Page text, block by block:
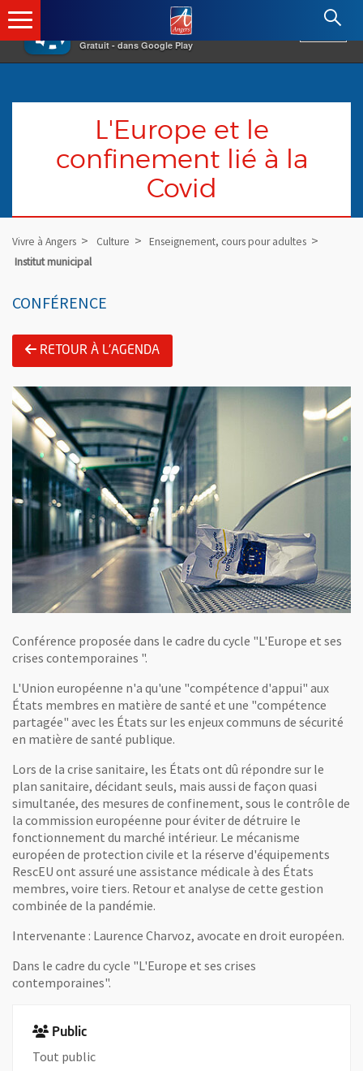
×
Gratuit - dans Google Play
Angers.fr : Retour à l'accueil
L'Europe et le
confinement lié à la
Covid
Vivre à Angers Culture
Enseignement, cours pour adultes
Institut municipal
CONFÉRENCE
RETOUR À L'AGENDA
Conférence proposée dans le cadre du cycle "L'Europe et ses
crises contemporaines ".
L'Union européenne n'a qu'une "compétence d'appui" aux
États membres en matière de santé et une "compétence
partagée" avec les États sur les enjeux communs de sécurité
en matière de santé publique.
Lors de la crise sanitaire, les États ont dû répondre sur le
plan sanitaire, décidant seuls, mais aussi de façon quasi
simultanée, des mesures de confinement, sous le contrôle de
la commission européenne pour éviter de détruire le
fonctionnement du marché intérieur. Le mécanisme
européen de protection civile et la réserve d'équipements
RescEU ont assuré une assistance médicale à des États
membres, voire tiers. Retour et analyse de cette gestion
combinée de la pandémie.
Intervenante : Laurence Charvoz, avocate en droit européen.
Dans le cadre du cycle "L'Europe et ses crises
contemporaines".
Public
Tout public